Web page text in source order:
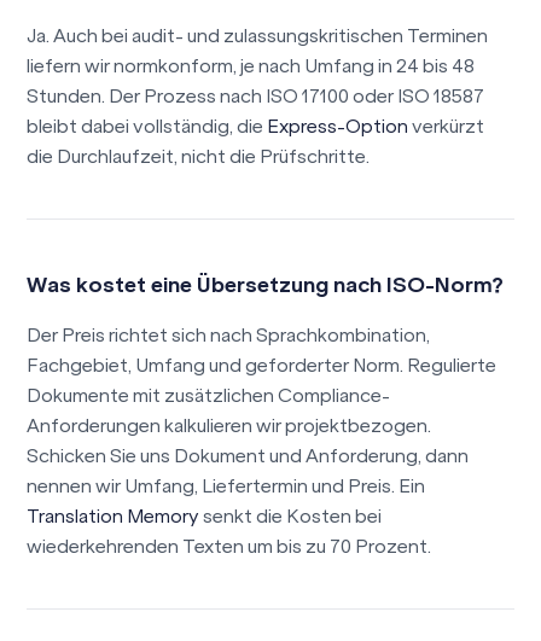
Ja. Auch bei audit- und zulassungskritischen Terminen
liefern wir normkonform, je nach Umfang in 24 bis 48
Stunden. Der Prozess nach ISO 17100 oder ISO 18587
bleibt dabei vollständig, die Express-Option verkürzt
die Durchlaufzeit, nicht die Prüfschritte.
Was kostet eine Übersetzung nach ISO-Norm?
Der Preis richtet sich nach Sprachkombination,
Fachgebiet, Umfang und geforderter Norm. Regulierte
Dokumente mit zusätzlichen Compliance-
Anforderungen kalkulieren wir projektbezogen.
Schicken Sie uns Dokument und Anforderung, dann
nennen wir Umfang, Liefertermin und Preis. Ein
Translation Memory senkt die Kosten bei
wiederkehrenden Texten um bis zu 70 Prozent.